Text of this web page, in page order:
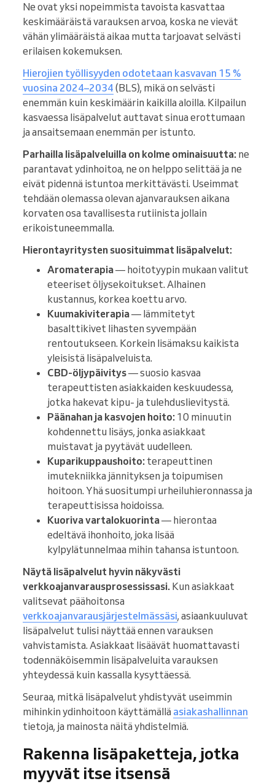
Ne ovat yksi nopeimmista tavoista kasvattaa
keskimääräistä varauksen arvoa, koska ne vievät
vähän ylimääräistä aikaa mutta tarjoavat selvästi
erilaisen kokemuksen.
Hierojien työllisyyden odotetaan kasvavan 15 %
vuosina 2024–2034 (BLS), mikä on selvästi
enemmän kuin keskimäärin kaikilla aloilla. Kilpailun
kasvaessa lisäpalvelut auttavat sinua erottumaan
ja ansaitsemaan enemmän per istunto.
Parhailla lisäpalveluilla on kolme ominaisuutta: ne
parantavat ydinhoitoa, ne on helppo selittää ja ne
eivät pidennä istuntoa merkittävästi. Useimmat
tehdään olemassa olevan ajanvarauksen aikana
korvaten osa tavallisesta rutiinista jollain
erikoistuneemmalla.
Hierontayritysten suosituimmat lisäpalvelut:
Aromaterapia— hoitotyypin mukaan valitut
eteeriset öljysekoitukset. Alhainen
kustannus, korkea koettu arvo.
Kuumakiviterapia— lämmitetyt
basalttikivet lihasten syvempään
rentoutukseen. Korkein lisämaksu kaikista
yleisistä lisäpalveluista.
CBD-öljypäivitys— suosio kasvaa
terapeuttisten asiakkaiden keskuudessa,
jotka hakevat kipu- ja tulehduslievitystä.
Päänahan ja kasvojen hoito: 10 minuutin
kohdennettu lisäys, jonka asiakkaat
muistavat ja pyytävät uudelleen.
Kuparikuppaushoito: terapeuttinen
imutekniikka jännityksen ja toipumisen
hoitoon. Yhä suositumpi urheiluhieronnassa ja
terapeuttisissa hoidoissa.
Kuoriva vartalokuorinta— hierontaa
edeltävä ihonhoito, joka lisää
kylpylätunnelmaa mihin tahansa istuntoon.
Näytä lisäpalvelut hyvin näkyvästi
verkkoajanvarausprosessissasi. Kun asiakkaat
valitsevat päähoitonsa
verkkoajanvarausjärjestelmässäsi, asiaankuuluvat
lisäpalvelut tulisi näyttää ennen varauksen
vahvistamista. Asiakkaat lisäävät huomattavasti
todennäköisemmin lisäpalveluita varauksen
yhteydessä kuin kassalla kysyttäessä.
Seuraa, mitkä lisäpalvelut yhdistyvät useimmin
mihinkin ydinhoitoon käyttämällä asiakashallinnan
tietoja, ja mainosta näitä yhdistelmiä.
Rakenna lisäpaketteja, jotka
myyvät itse itsensä